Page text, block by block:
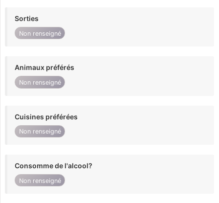
Sorties
Non renseigné
Animaux préférés
Non renseigné
Cuisines préférées
Non renseigné
Consomme de l'alcool?
Non renseigné